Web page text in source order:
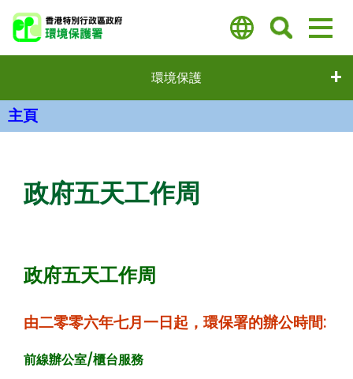
內
環境保護
主頁
政府五天工作周
政府五天工作周
由二零零六年七月一日起，環保署的辦公時間:
前線辦公室/櫃台服務